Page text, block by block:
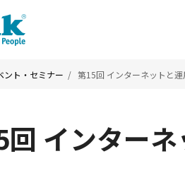
ント・セミナー 第15回 インターネットと
回 インター